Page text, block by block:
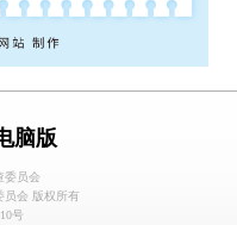
脑版
委员会
员会 版权所有
号